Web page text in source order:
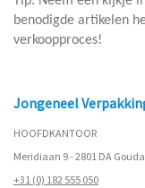
benodigde artikelen
verkoopproces!
Jongeneel
HOOFDKANTOOR
Meridiaan 9 - 2801 DA Gouda
+31 (0) 182 555 050